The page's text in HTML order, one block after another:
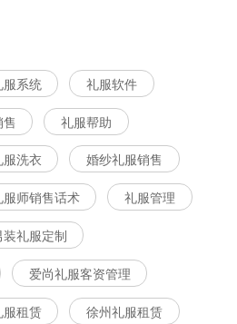
服系统 礼服软件
礼服帮助
洗衣 婚纱礼服销售
师销售话术 礼服管理
装礼服定制
爱尚礼服客资管理
租赁 徐州礼服租赁